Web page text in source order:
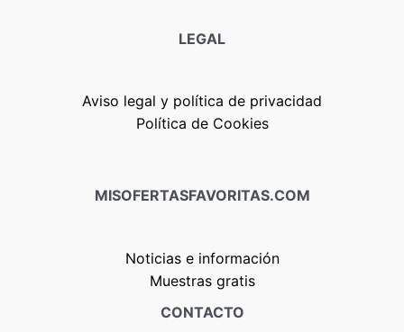
LEGAL
Aviso legal y política de privacidad
Política de Cookies
MISOFERTASFAVORITAS.COM
Noticias e información
Muestras gratis
CONTACTO